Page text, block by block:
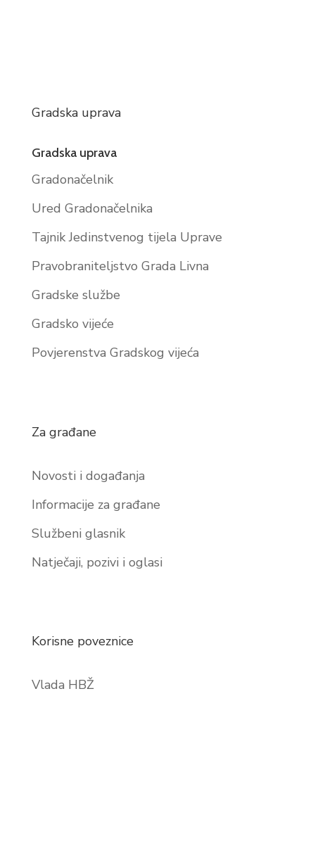
Gradska uprava
Gradska uprava
Gradonačelnik
Ured Gradonačelnika
Tajnik Jedinstvenog tijela Uprave
Pravobraniteljstvo Grada Livna
Gradske službe
Gradsko vijeće
Povjerenstva Gradskog vijeća
Za građane
Novosti i događanja
Informacije za građane
Službeni glasnik
Natječaji, pozivi i oglasi
Korisne poveznice
Vlada HBŽ